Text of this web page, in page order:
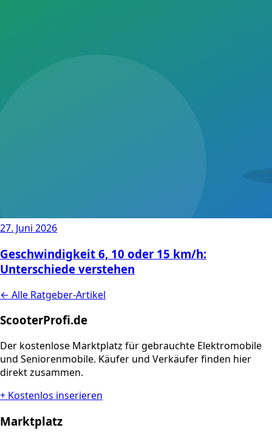
27. Juni 2026
Geschwindigkeit 6, 10 oder 15 km/h:
Unterschiede verstehen
← Alle Ratgeber-Artikel
ScooterProfi.de
Der kostenlose Marktplatz für gebrauchte Elektromobile
und Seniorenmobile. Käufer und Verkäufer finden hier
direkt zusammen.
+ Kostenlos inserieren
Marktplatz